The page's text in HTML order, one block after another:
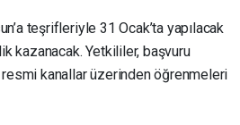
teşrifleriyle 31 Ocak’ta yapılacak
kazanacak. Yetkililer, başvuru
kanallar üzerinden öğrenmeleri